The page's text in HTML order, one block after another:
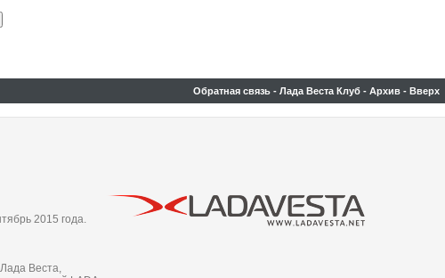
Обратная связь - Лада Веста Клуб - Архив - Вверх
2015 года.
Веста,